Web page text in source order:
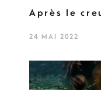
Après le
24 MAI 2022